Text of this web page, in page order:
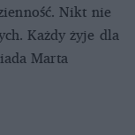
Nikt nie
Każdy żyje dla
Marta